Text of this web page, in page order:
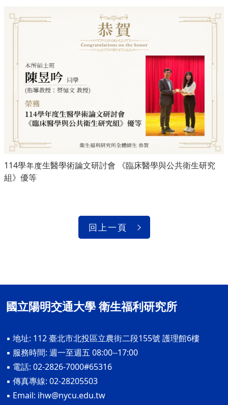
114學年度生醫學術論文研討會 《臨床醫學與公共衛生研究
組》優等
回上一頁
國立陽明交通大學 衛生福利研究所
▪ 地址: 112 臺北市北投區立農街二段155號 護理館6樓
▪ 服務時間: 週一至週五 08:00--17:00
▪ 電話: 02-2826-7000#65316
▪ 傳真專線: 02-28205503
▪ Email: ihw@nycu.edu.tw